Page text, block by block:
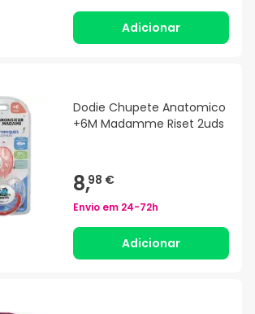
Adicionar
Dodie Chupete Anatomico
+6M Madamme Riset 2uds
8,98 €
Envio em 24-72h
Adicionar